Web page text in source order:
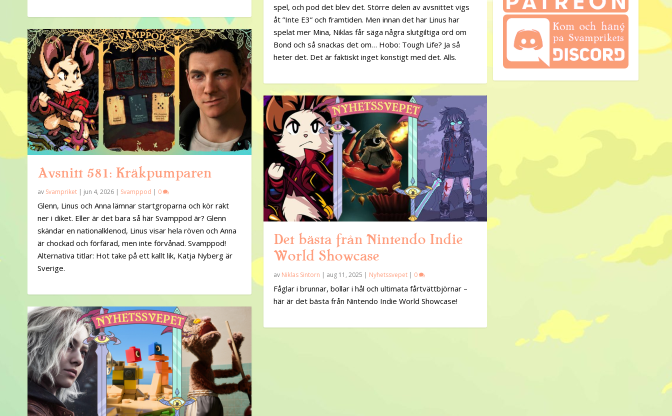
Avsnitt 581: Kräkpumparen
av Svampriket | jun 4, 2026 | Svamppod | 0
Glenn, Linus och Anna lämnar startgroparna och kör rakt
ner i diket. Eller är det bara så här Svamppod är? Glenn
skändar en nationalklenod, Linus visar hela röven och Anna
är chockad och förfärad, men inte förvånad. Svamppod!
Alternativa titlar: Hot take på ett kallt lik, Katja Nyberg är
Sverige.
spel, och pod det blev det. Större delen av avsnittet vigs
åt ”Inte E3” och framtiden. Men innan det har Linus har
spelat mer Mina, Niklas får säga några slutgiltiga ord om
Bond och så snackas det om… Hobo: Tough Life? Ja så
heter det. Det är faktiskt inget konstigt med det. Alls.
Det bästa från Nintendo Indie
World Showcase
av Niklas Sintorn | aug 11, 2025 | Nyhetssvepet| 0
Fåglar i brunnar, bollar i hål och ultimata fårtvättbjörnar –
här är det bästa från Nintendo Indie World Showcase!